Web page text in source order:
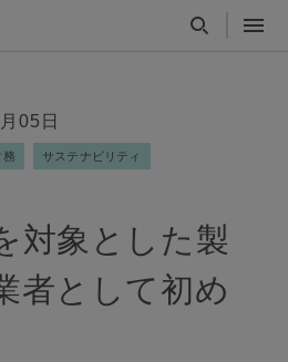
05日
務 サステナビリティ
対象とした製
者として初め